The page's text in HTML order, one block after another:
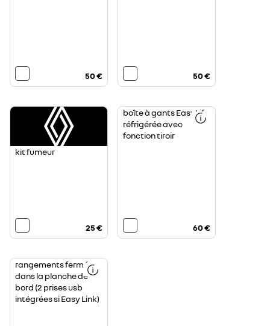
50 € 50 €
kit fumeur
25 €
boîte à gants EasyLife
réfrigérée avec
fonction tiroir
60 €
rangements fermés
dans la planche de
bord (2 prises usb
intégrées si Easy Link)